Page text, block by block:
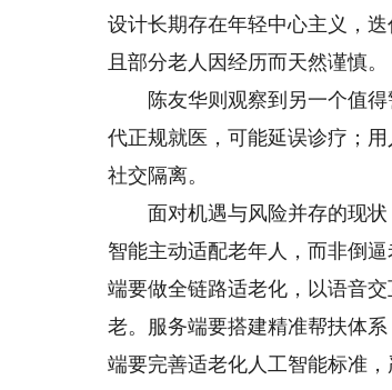
设计长期存在年轻中心主义，
且部分老人因经历而天然谨慎。
陈友华则观察到另一个值得
代正规就医，可能延误诊疗；
社交隔离。
面对机遇与风险并存的现状
智能主动适配老年人，而非倒
端要做全链路适老化，以语音
老。服务端要搭建精准帮扶体
端要完善适老化人工智能标准